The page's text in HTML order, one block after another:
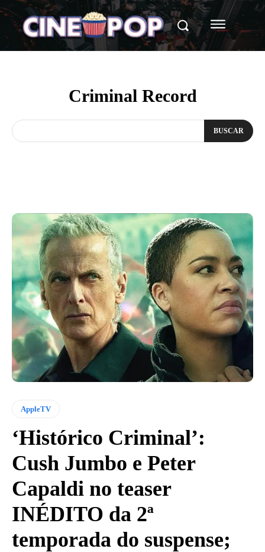
Criminal Record
BUSCAR
AppleTV
‘Histórico Criminal’:
Cush Jumbo e Peter
Capaldi no teaser
INÉDITO da 2ª
temporada do suspense;